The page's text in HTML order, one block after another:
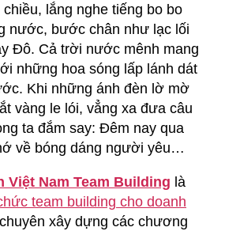
lắng nghe tiếng bo bo
nước, bước chân như lạc lối
Đô. Cả trời nước mênh mang
những hoa sóng lấp lánh dát
Khi những ánh đèn lờ mờ
vàng le lói, vẳng xa đưa câu
ta đắm say: Đêm nay qua
về bóng dáng người yêu…
Việt Nam Team Building là
team building cho doanh
xây dựng các chương